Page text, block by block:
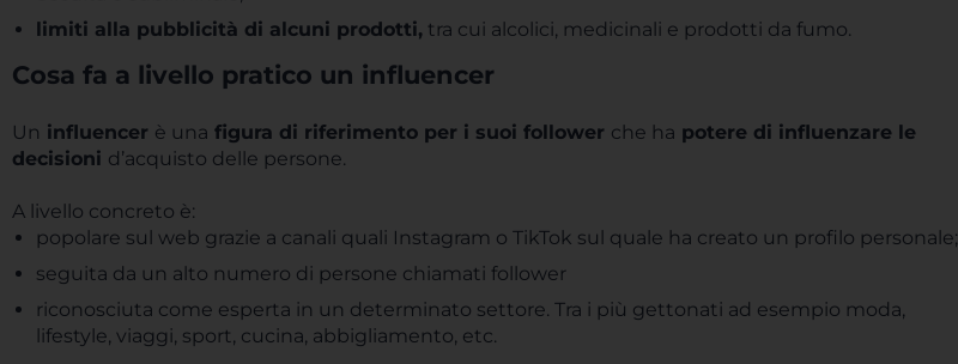
limiti alla pubblicità di alcuni prodotti, tra cui alcolici, medicinali e prodotti da fumo.
Cosa fa a livello pratico un influencer
Un influencer è una figura di riferimento per i suoi follower che ha potere di influenzare le
decisioni d’acquisto delle persone.
A livello concreto è:
popolare sul web grazie a canali quali Instagram o TikTok sul quale ha creato un profilo personale;
seguita da un alto numero di persone chiamati follower
riconosciuta come esperta in un determinato settore. Tra i più gettonati ad esempio moda,
lifestyle, viaggi, sport, cucina, abbigliamento, etc.